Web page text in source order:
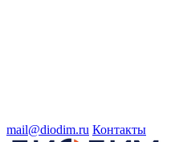
mail@diodim.ru Контакты